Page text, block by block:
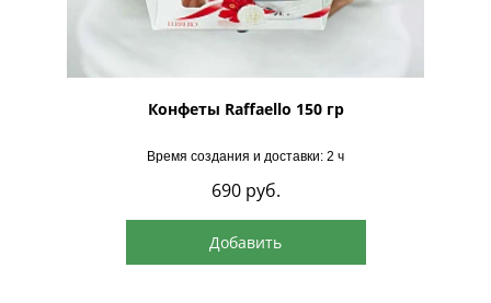
Конфеты Raffaello 150 гр
Время создания и доставки: 2 ч
690 руб.
Добавить